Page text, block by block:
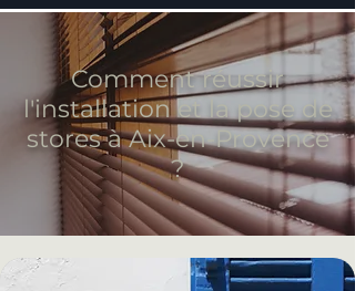
Comment réussir
l'installation et la pose de
stores à Aix-en-Provence
?